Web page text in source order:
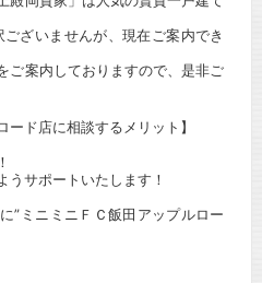
ざいませんが、現在ご案内でき
ご案内しておりますので、是非ご
ード店に相談するメリット】
うサポートいたします！
”ミニミニＦＣ飯田アップルロー